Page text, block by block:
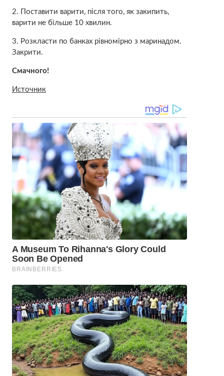
2. Поставити варити, після того, як закипить,
варити не більше 10 хвилин.
3. Розкласти по банках рівномірно з маринадом.
Закрити.
Смачного!
Источник